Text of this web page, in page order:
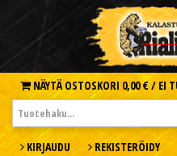
NÄYTÄ OSTOSKORI 0,00 € / EI
KIRJAUDU REKISTERÖIDY